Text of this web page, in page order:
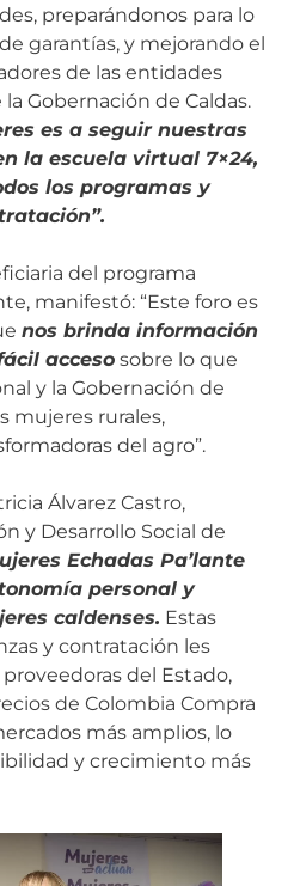
preparándonos para lo
garantías, y mejorando el
de las entidades
Gobernación de Caldas.
es a seguir nuestras
la escuela virtual 7×24,
los programas y
del programa
manifestó: “Este foro es
nos brinda información
acceso sobre lo que
y la Gobernación de
mujeres rurales,
del agro”.
Álvarez Castro,
y Desarrollo Social de
Echadas Pa’lante
personal y
caldenses. Estas
y contratación les
del Estado,
de Colombia Compra
más amplios, lo
y crecimiento más